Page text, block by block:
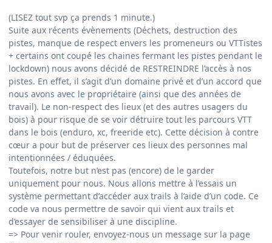
(LISEZ tout svp ça prends 1 minute.)
Suite aux récents évènements (Déchets, destruction des
pistes, manque de respect envers les promeneurs ou VTTistes
+ certains ont coupé les chaines fermant les pistes pendant le
lockdown) nous avons décidé de RESTREINDRE l’accès à nos
pistes. En effet, il s’agit d’un domaine privé et d’un accord que
nous avons avec le propriétaire (ainsi que des années de
travail). Le non-respect des lieux (et des autres usagers du
bois) à pour risque de se voir détruire tout les parcours VTT
dans le bois (enduro, xc, freeride etc). Cette décision à contre
cœur a pour but de préserver ces lieux des personnes mal
intentionnées / éduquées.
Toutefois, notre but n’est pas (encore) de le garder
uniquement pour nous. Nous allons mettre à l’essais un
système permettant d’accéder aux trails à l’aide d’un code. Ce
code va nous permettre de savoir qui vient aux trails et
d’essayer de sensibiliser à une discipline.
=> Pour venir rouler, envoyez-nous un message sur la page